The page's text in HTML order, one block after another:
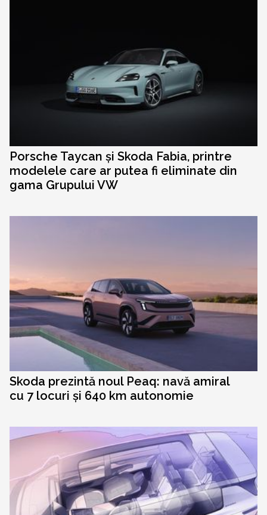
Porsche Taycan și Skoda Fabia, printre
modelele care ar putea fi eliminate din
gama Grupului VW
Skoda prezintă noul Peaq: navă amiral
cu 7 locuri și 640 km autonomie